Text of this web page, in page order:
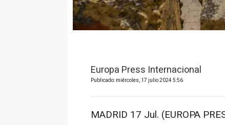
Europa Press Internacional
Publicado: miércoles, 17 julio 2024 5:56
MADRID 17 Jul. (EUROPA